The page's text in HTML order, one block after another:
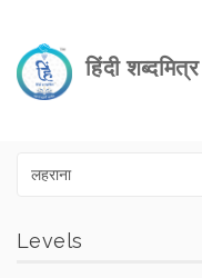
हिंदी शब्दमित्र
Levels